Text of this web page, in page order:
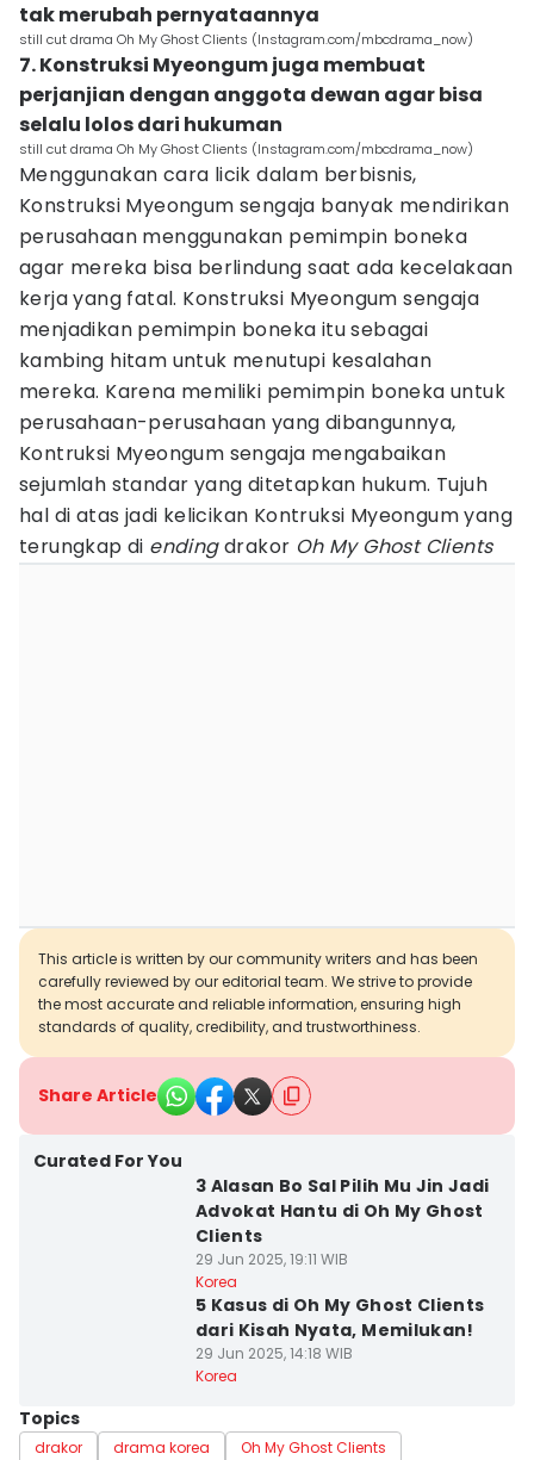
tak merubah pernyataannya
still cut drama Oh My Ghost Clients (Instagram.com/mbcdrama_now)
7. Konstruksi Myeongum juga membuat
perjanjian dengan anggota dewan agar bisa
selalu lolos dari hukuman
still cut drama Oh My Ghost Clients (Instagram.com/mbcdrama_now)
Menggunakan cara licik dalam berbisnis,
Konstruksi Myeongum sengaja banyak mendirikan
perusahaan menggunakan pemimpin boneka
agar mereka bisa berlindung saat ada kecelakaan
kerja yang fatal. Konstruksi Myeongum sengaja
menjadikan pemimpin boneka itu sebagai
kambing hitam untuk menutupi kesalahan
mereka. Karena memiliki pemimpin boneka untuk
perusahaan-perusahaan yang dibangunnya,
Kontruksi Myeongum sengaja mengabaikan
sejumlah standar yang ditetapkan hukum. Tujuh
hal di atas jadi kelicikan Kontruksi Myeongum yang
terungkap di endingdrakor Oh My Ghost Clients
This article is written by our community writers and has been
carefully reviewed by our editorial team. We strive to provide
the most accurate and reliable information, ensuring high
standards of quality, credibility, and trustworthiness.
Share Article
Curated For You
3 Alasan Bo Sal Pilih Mu Jin Jadi
Advokat Hantu di Oh My Ghost
Clients
29 Jun 2025, 19:11 WIB
Korea
5 Kasus di Oh My Ghost Clients
dari Kisah Nyata, Memilukan!
29 Jun 2025, 14:18 WIB
Korea
Topics
drakor drama korea Oh My Ghost Clients